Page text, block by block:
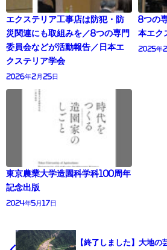
エクステリア工事店は防犯・防
災関連にも取組みを／8つの専門
委員会などが活動報告／日本エ
クステリア学会
2026年2月25日
8つの
本エク
2025年2
東京農業大学造園科学科100周年
記念出版
2024年5月17日
【終了しました】大地の